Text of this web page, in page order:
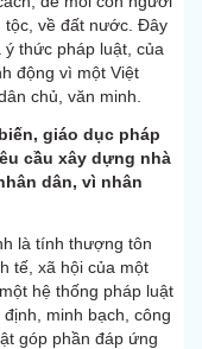
tộc, về đất nước. Đây
thức pháp luật, của
động vì một Việt
chủ, văn minh.
giáo dục pháp
cầu xây dựng nhà
dân, vì nhân
là tính thượng tôn
tế, xã hội của một
hệ thống pháp luật
minh bạch, công
góp phần đáp ứng